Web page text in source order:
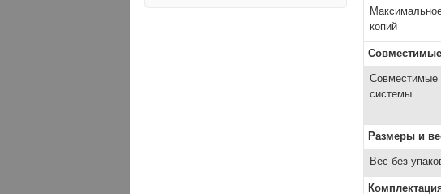
копий
Совместимые
системы
Размеры и
Вес без